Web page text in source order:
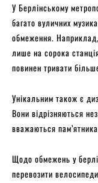
У Берлінському
багато вуличних
обмеження.
лише на сорока
повинен тривати
Унікальним також є
Вони відрізняються
вважаються
Щодо обмежень у
перевозити